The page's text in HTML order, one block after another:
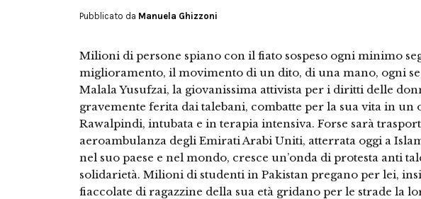
Pubblicato da Manuela Ghizzoni
Milioni di persone spiano con il fiato sospeso ogni minimo
miglioramento, il movimento di un dito, di una mano, ogni
Malala Yusufzai, la giovanissima attivista per i diritti delle
gravemente ferita dai talebani, combatte per la sua vita in un
Rawalpindi, intubata e in terapia intensiva. Forse sarà
aeroambulanza degli Emirati Arabi Uniti, atterrata oggi a
nel suo paese e nel mondo, cresce un’onda di protesta anti
solidarietà. Milioni di studenti in Pakistan pregano per lei,
fiaccolate di ragazzine della sua età gridano per le strade la